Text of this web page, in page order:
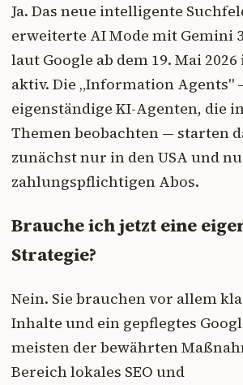
Ja. Das neue intelligente
erweiterte AI Mode mit Gemini
laut Google ab dem 19. Mai
aktiv. Die „Information Agents"
eigenständige KI-Agenten, die
Themen beobachten — starten
zunächst nur in den USA und
zahlungspflichtigen Abos.
Brauche ich jetzt eine
Strategie?
Nein. Sie brauchen vor allem
Inhalte und ein gepflegtes
meisten der bewährten
Bereich lokales SEO und